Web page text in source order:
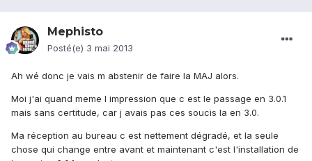
Mephisto
Posté(e) 3 mai 2013
Ah wé donc je vais m abstenir de faire la MAJ alors.
Moi j'ai quand meme l impression que c est le passage en 3.0.1
mais sans certitude, car j avais pas ces soucis la en 3.0.
Ma réception au bureau c est nettement dégradé, et la seule
chose qui change entre avant et maintenant c'est l'installation de